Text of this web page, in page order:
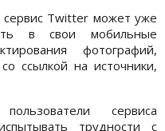
сервис Twitter может уже
в свои мобильные
фотографий,
ссылкой на источники,
сервиса
трудности с